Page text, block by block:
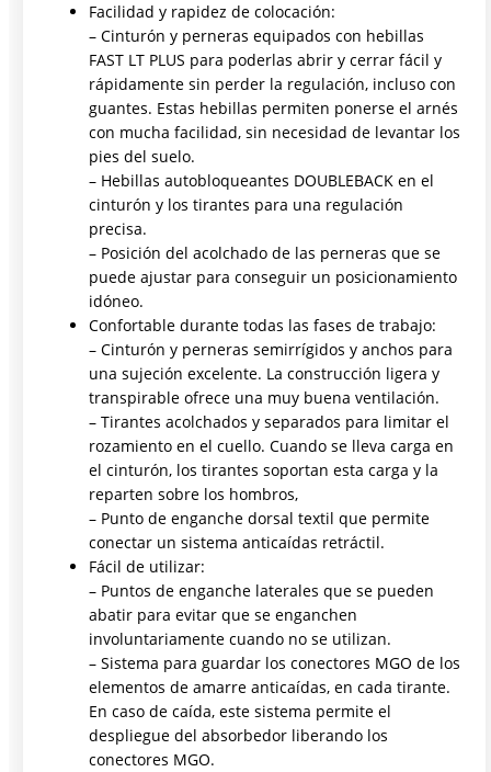
Facilidad y rapidez de colocación:
– Cinturón y perneras equipados con hebillas
FAST LT PLUS para poderlas abrir y cerrar fácil y
rápidamente sin perder la regulación, incluso con
guantes. Estas hebillas permiten ponerse el arnés
con mucha facilidad, sin necesidad de levantar los
pies del suelo.
– Hebillas autobloqueantes DOUBLEBACK en el
cinturón y los tirantes para una regulación
precisa.
– Posición del acolchado de las perneras que se
puede ajustar para conseguir un posicionamiento
idóneo.
Confortable durante todas las fases de trabajo:
– Cinturón y perneras semirrígidos y anchos para
una sujeción excelente. La construcción ligera y
transpirable ofrece una muy buena ventilación.
– Tirantes acolchados y separados para limitar el
rozamiento en el cuello. Cuando se lleva carga en
el cinturón, los tirantes soportan esta carga y la
reparten sobre los hombros,
– Punto de enganche dorsal textil que permite
conectar un sistema anticaídas retráctil.
Fácil de utilizar:
– Puntos de enganche laterales que se pueden
abatir para evitar que se enganchen
involuntariamente cuando no se utilizan.
– Sistema para guardar los conectores MGO de los
elementos de amarre anticaídas, en cada tirante.
En caso de caída, este sistema permite el
despliegue del absorbedor liberando los
conectores MGO.